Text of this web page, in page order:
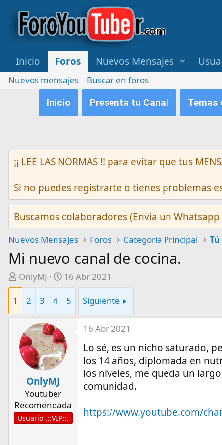
Inicio Foros Nuevos Mensajes
Nuevos mensajes
Buscar en foros
Inicio
Presenta tu Canal Temas
¡¡ LEE LAS NORMAS !! para evitar que tus
Si no puedes registrarte o tienes problemas
Buscamos colaboradores (Envia un Whatsapp
Nuevos Mensajes Foros Categoria Principal
Mi nuevo canal de cocina.
A
u
OnlyMJ
F
e
c
d
e
i
i
o
16 Abr 2021
1 2 3 4 5 Siguiente
OnlyMJ
Youtuber
Recomendada
Usuario .::VIP::.
16 Abr 2021
Lo sé, es un nicho saturado,
los 14 años, diplomada en
los niveles, me queda un
comunidad.
https://www.youtube.com/